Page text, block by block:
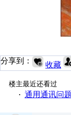
分享到： 收藏
楼主最近还看过
· 通用通讯问题